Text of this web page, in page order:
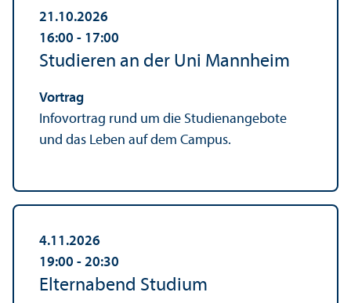
21.10.2026
16:00 ‐ 17:00
Studieren an der Uni Mannheim
Vortrag
Infovortrag rund um die Studien­angebote
und das Leben auf dem Campus.
4.11.2026
19:00 ‐ 20:30
Elternabend Studium